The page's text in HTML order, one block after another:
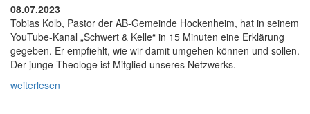
08.07.2023
Tobias Kolb, Pastor der AB-Gemeinde Hockenheim, hat in seinem
YouTube-Kanal „Schwert & Kelle“ in 15 Minuten eine Erklärung
gegeben. Er empfiehlt, wie wir damit umgehen können und sollen.
Der junge Theologe ist Mitglied unseres Netzwerks.
weiterlesen